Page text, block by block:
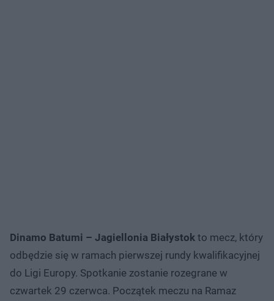
Dinamo Batumi – Jagiellonia Białystok to mecz, który
odbędzie się w ramach pierwszej rundy kwalifikacyjnej
do Ligi Europy. Spotkanie zostanie rozegrane w
czwartek 29 czerwca. Początek meczu na Ramaz